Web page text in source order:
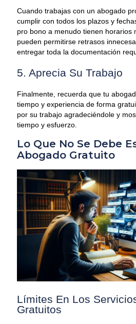
Cuando trabajas con un abogado
cumplir con todos los plazos y
pro bono a menudo tienen horarios
pueden permitirse retrasos
entregar toda la documentación
5. Aprecia Su Trabajo
Finalmente, recuerda que tu
tiempo y experiencia de forma
por su trabajo agradeciéndole y
tiempo y esfuerzo.
Lo Que No Se Debe
Abogado Gratuito
Límites En Los
Gratuitos